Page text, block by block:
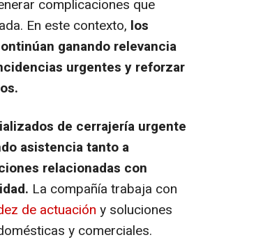
complicaciones que
En este contexto, los
ganando relevancia
urgentes y reforzar
de cerrajería urgente
asistencia tanto a
relacionadas con
La compañía trabaja con
de actuación y soluciones
y comerciales.